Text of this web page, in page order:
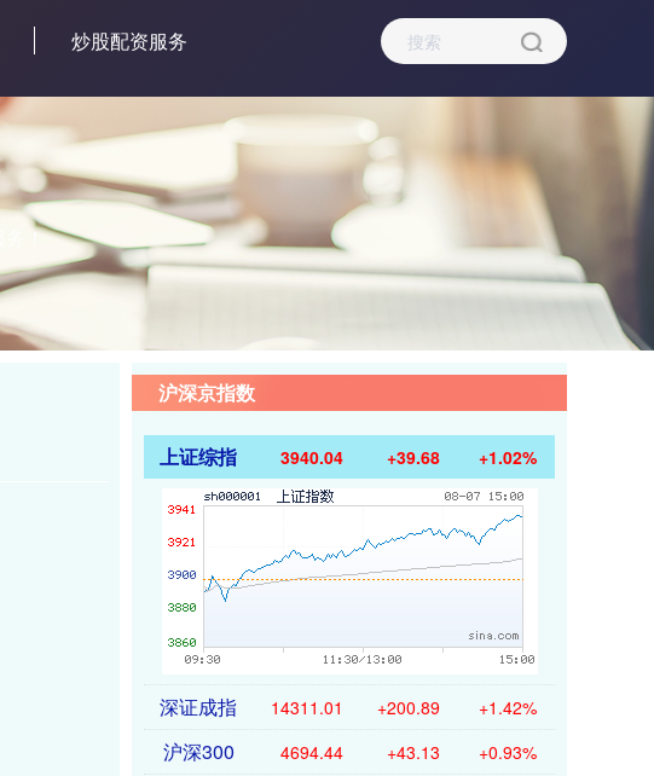
炒股配资服务
务！
沪深京指数
上证综指 3940.04 +39.68 +1.02%
深证成指 14311.01 +200.89 +1.42%
沪深300 4694.44 +43.13 +0.93%